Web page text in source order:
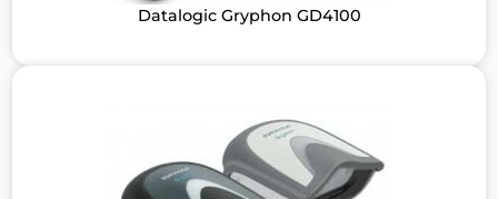
Datalogic Gryphon GD4100